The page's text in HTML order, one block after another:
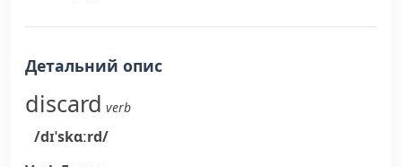
Детальний опис
discard verb
/dɪˈskɑːrd/